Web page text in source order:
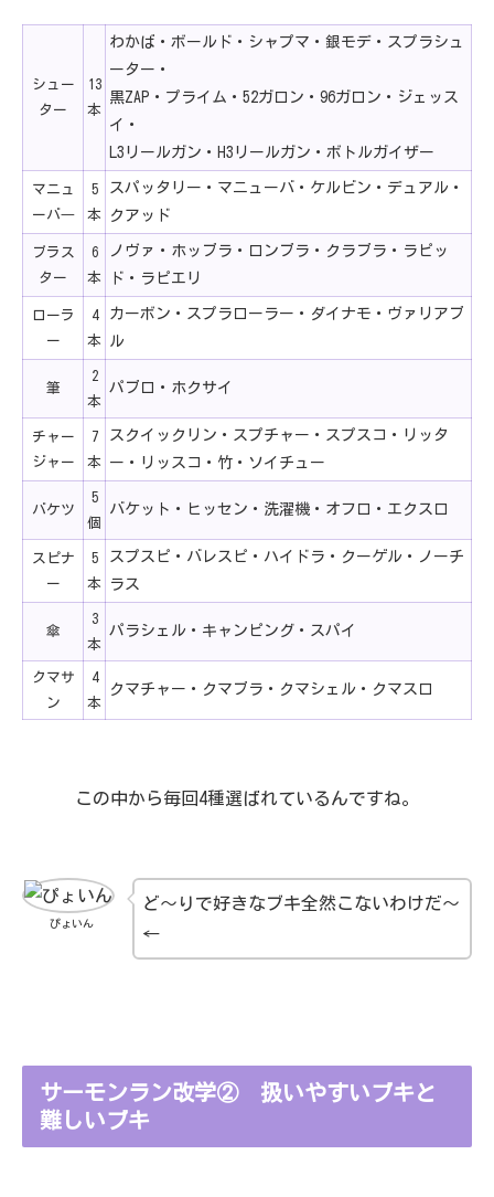
シュー
ター
13
本
わかば・ボールド・シャプマ・銀モデ・スプラシュ
ーター・
黒ZAP・プライム・52ガロン・96ガロン・ジェッス
イ・
L3リールガン・H3リールガン・ボトルガイザー
マニュ
ーバ―
5
本
スパッタリー・マニューバ・ケルビン・デュアル・
クアッド
ブラス
ター
6
本
ノヴァ・ホッブラ・ロンブラ・クラブラ・ラピッ
ド・ラピエリ
ローラ
ー
4
本
カーボン・スプラローラー・ダイナモ・ヴァリアブ
ル
筆
2
本
パブロ・ホクサイ
チャー
ジャー
7
本
スクイックリン・スプチャー・スプスコ・リッタ
ー・リッスコ・竹・ソイチュー
バケツ
5
個
バケット・ヒッセン・洗濯機・オフロ・エクスロ
スピナ
ー
5
本
スプスピ・バレスピ・ハイドラ・クーゲル・ノーチ
ラス
傘
3
本
パラシェル・キャンピング・スパイ
クマサ
ン
4
本
クマチャー・クマブラ・クマシェル・クマスロ
この中から毎回4種選ばれているんですね。
ぴょいん
ど～りで好きなブキ全然こないわけだ～
←
サーモンラン改学② 扱いやすいブキと
難しいブキ